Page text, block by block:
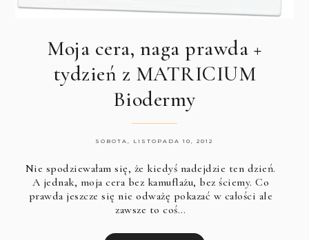
Moja cera, naga prawda +
tydzień z MATRICIUM
Biodermy
SOBOTA, LISTOPADA 10, 2012
Nie spodziewałam się, że kiedyś nadejdzie ten dzień.
A jednak, moja cera bez kamuflażu, bez ściemy. Co
prawda jeszcze się nie odważę pokazać w całości ale
zawsze to coś…